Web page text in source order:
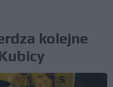
kolejne